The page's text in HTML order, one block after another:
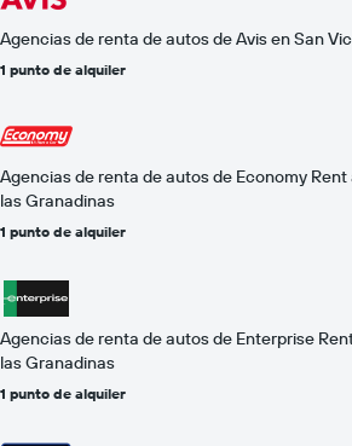
Agencias de renta de autos de Avis en San
1 punto de alquiler
Agencias de renta de autos de Economy
las Granadinas
1 punto de alquiler
Agencias de renta de autos de Enterprise
las Granadinas
1 punto de alquiler